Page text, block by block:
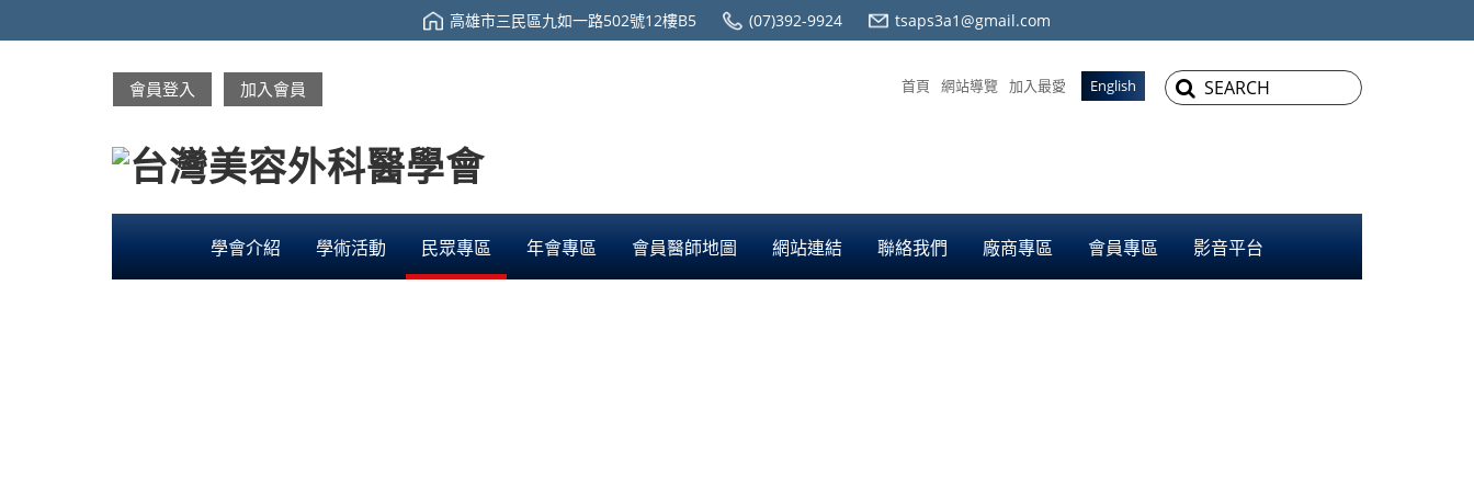
高雄市三民區九如一路502號12樓B5 (07)392-9924 tsaps3a1@gmail.com
首頁 網站導覽 加入最愛 English
會員登入 加入會員
學會介紹 學術活動 民眾專區 年會專區 會員醫師地圖 網站連結 聯絡我們 廠商專區 會員專區 影音平台